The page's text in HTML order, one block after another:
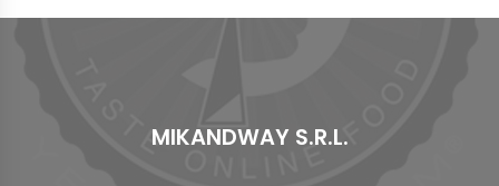
MIKANDWAY S.R.L.